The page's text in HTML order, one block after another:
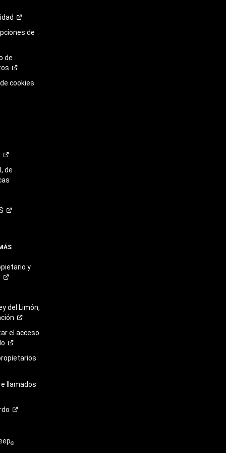
de
de
cookies
de
y
del Limón,
el acceso
llamados
®